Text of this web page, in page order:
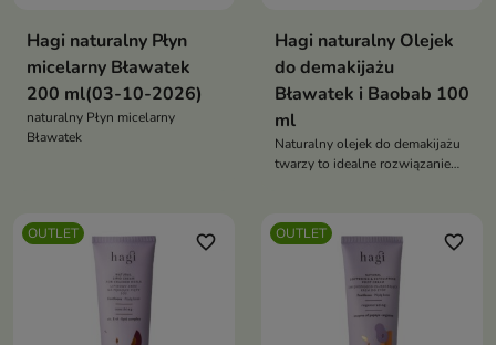
Hagi naturalny Płyn
micelarny Bławatek
200 ml(03-10-2026)
naturalny Płyn micelarny
Bławatek
Hagi naturalny Olejek
do demakijażu
Bławatek i Baobab 100
ml
Naturalny olejek do demakijażu
twarzy to idealne rozwiązanie
OUTLET
favorite_border OUTLET favorite_border